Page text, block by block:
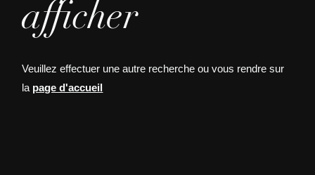
afficher
Veuillez effectuer une autre recherche ou vous rendre sur
la page d'accueil